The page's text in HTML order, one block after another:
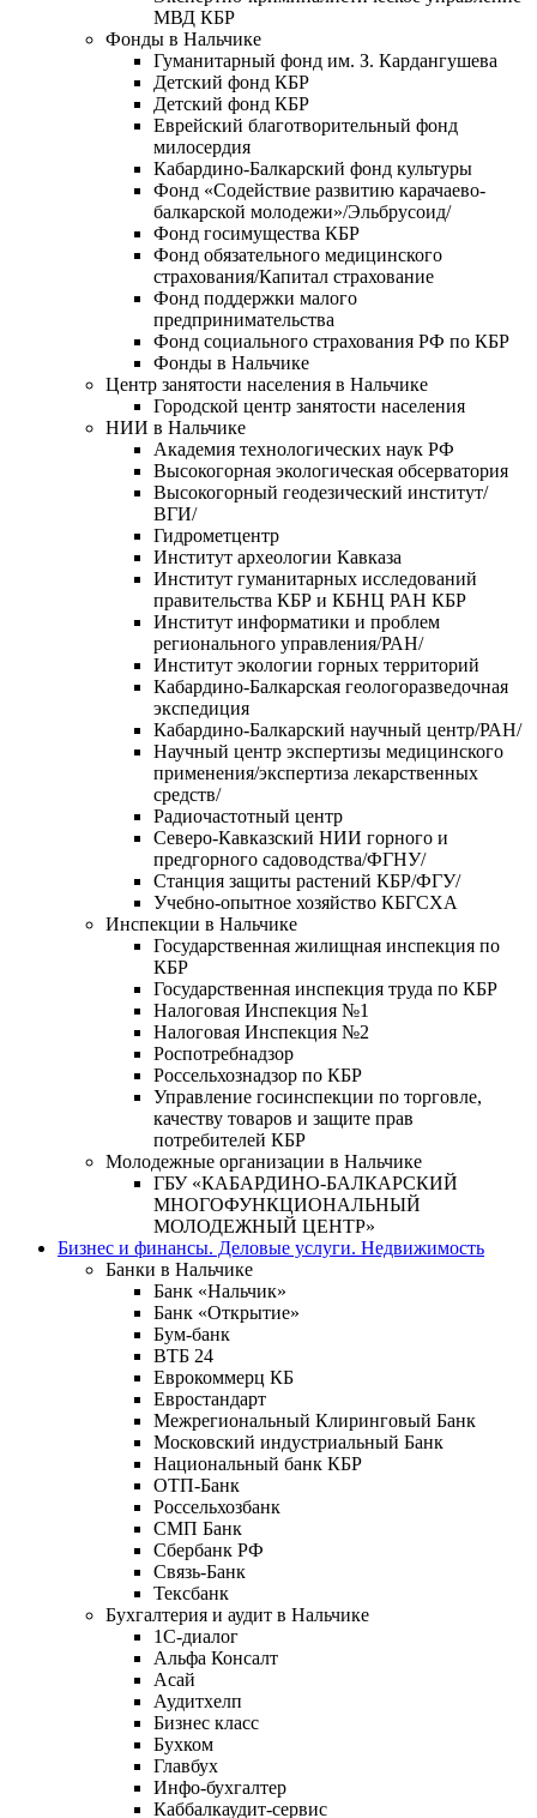
МВД КБР
Фонды в Нальчике
Гуманитарный фонд им. З. Кардангушева
Детский фонд КБР
Детский фонд КБР
Еврейский благотворительный фонд
милосердия
Кабардино-Балкарский фонд культуры
Фонд «Содействие развитию карачаево-
балкарской молодежи»/Эльбрусоид/
Фонд госимущества КБР
Фонд обязательного медицинского
страхования/Капитал страхование
Фонд поддержки малого
предпринимательства
Фонд социального страхования РФ по КБР
Фонды в Нальчике
Центр занятости населения в Нальчике
Городской центр занятости населения
НИИ в Нальчике
Академия технологических наук РФ
Высокогорная экологическая обсерватория
Высокогорный геодезический институт/
ВГИ/
Гидрометцентр
Институт археологии Кавказа
Институт гуманитарных исследований
правительства КБР и КБНЦ РАН КБР
Институт информатики и проблем
регионального управления/РАН/
Институт экологии горных территорий
Кабардино-Балкарская геологоразведочная
экспедиция
Кабардино-Балкарский научный центр/РАН/
Научный центр экспертизы медицинского
применения/экспертиза лекарственных
средств/
Радиочастотный центр
Северо-Кавказский НИИ горного и
предгорного садоводства/ФГНУ/
Станция защиты растений КБР/ФГУ/
Учебно-опытное хозяйство КБГСХА
Инспекции в Нальчике
Государственная жилищная инспекция по
КБР
Государственная инспекция труда по КБР
Налоговая Инспекция №1
Налоговая Инспекция №2
Роспотребнадзор
Россельхознадзор по КБР
Управление госинспекции по торговле,
качеству товаров и защите прав
потребителей КБР
Молодежные организации в Нальчике
ГБУ «КАБАРДИНО-БАЛКАРСКИЙ
МНОГОФУНКЦИОНАЛЬНЫЙ
МОЛОДЕЖНЫЙ ЦЕНТР»
Бизнес и финансы. Деловые услуги. Недвижимость
Банки в Нальчике
Банк «Нальчик»
Банк «Открытие»
Бум-банк
ВТБ 24
Еврокоммерц КБ
Евростандарт
Межрегиональный Клиринговый Банк
Московский индустриальный Банк
Национальный банк КБР
ОТП-Банк
Россельхозбанк
СМП Банк
Сбербанк РФ
Связь-Банк
Тексбанк
Бухгалтерия и аудит в Нальчике
1С-диалог
Альфа Консалт
Асай
Аудитхелп
Бизнес класс
Бухком
Главбух
Инфо-бухгалтер
Каббалкаудит-сервис